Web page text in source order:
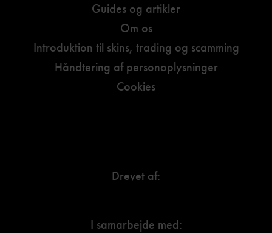
Guides og artikler
Om os
Introduktion til skins, trading og scamming
Håndtering af personoplysninger
Cookies
Drevet af:
I samarbejde med: